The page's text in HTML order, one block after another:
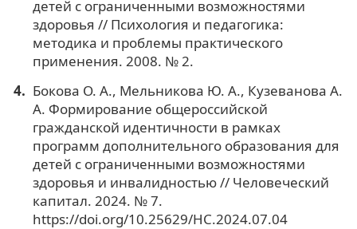
детей с ограниченными возможностями
здоровья // Психология и педагогика:
методика и проблемы практического
применения. 2008. № 2.
Бокова О. А., Мельникова Ю. А., Кузеванова А.
А. Формирование общероссийской
гражданской идентичности в рамках
программ дополнительного образования для
детей с ограниченными возможностями
здоровья и инвалидностью // Человеческий
капитал. 2024. № 7.
https://doi.org/10.25629/HC.2024.07.04